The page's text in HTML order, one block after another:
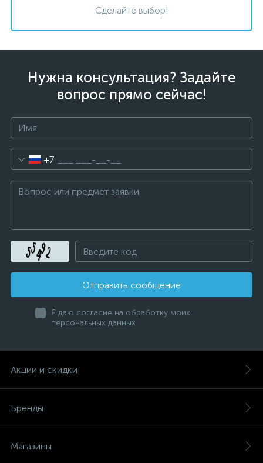
Сделайте выбор!
Нужна консультация? Задайте
вопрос прямо сейчас!
+7
Отправить сообщение
Я даю согласие на обработку моих
персональных данных
Акции и скидки
Бренды
Магазины